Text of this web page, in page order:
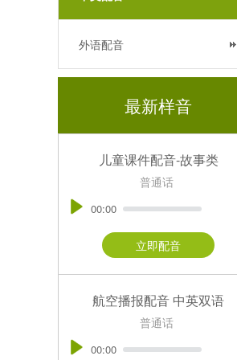
外语配音
最新样音
儿童课件配音-故事类
普通话
00:00
立即配音
航空播报配音 中英双语
普通话
00:00